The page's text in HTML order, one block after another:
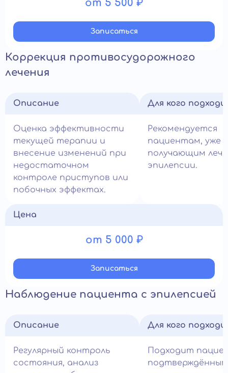
от 5 500 ₽
Записатьcя
Коррекция противосудорожного
лечения
Описание
Оценка эффективности
текущей терапии и
внесение изменений при
недостаточном
контроле приступов или
побочных эффектах.
Для кого
Рекомендуется
пациентам, уже
получающим
эпилепсии.
Цена
от 5 000 ₽
Записатьcя
Наблюдение пациента с эпилепсией
Описание
Регулярный контроль
состояния, анализ
Для кого
Подходит
подтверждённым